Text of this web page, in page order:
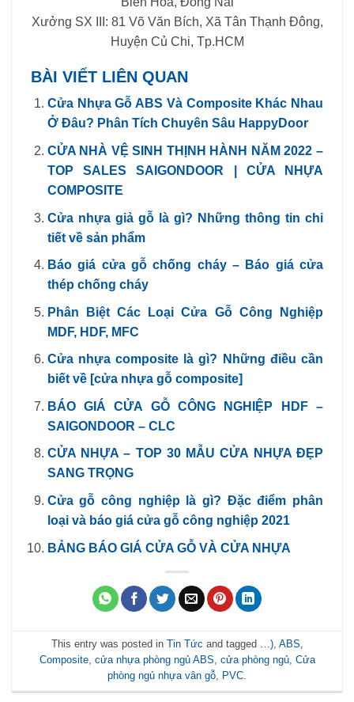
Xưởng SX III: 81 Võ Văn Bích, Xã Tân Thạnh Đông,
Huyện Củ Chi, Tp.HCM
BÀI VIẾT LIÊN QUAN
Cửa Nhựa Gỗ ABS Và Composite Khác Nhau
Ở Đâu? Phân Tích Chuyên Sâu HappyDoor
CỬA NHÀ VỆ SINH THỊNH HÀNH NĂM 2022 –
TOP SALES SAIGONDOOR | CỬA NHỰA
COMPOSITE
Cửa nhựa giả gỗ là gì? Những thông tin chi
tiết về sản phẩm
Báo giá cửa gỗ chống cháy – Báo giá cửa
thép chống cháy
Phân Biệt Các Loại Cửa Gỗ Công Nghiệp
MDF, HDF, MFC
Cửa nhựa composite là gì? Những điều cần
biết về [cửa nhựa gỗ composite]
BÁO GIÁ CỬA GỖ CÔNG NGHIỆP HDF –
SAIGONDOOR – CLC
CỬA NHỰA – TOP 30 MẪU CỬA NHỰA ĐẸP
SANG TRỌNG
Cửa gỗ công nghiệp là gì? Đặc điểm phân
loại và báo giá cửa gỗ công nghiệp 2021
BẢNG BÁO GIÁ CỬA GỖ VÀ CỬA NHỰA
This entry was posted in Tin Tức and tagged …), ABS,
Composite, cửa nhựa phòng ngủ ABS, cửa phòng ngủ, Cửa
phòng ngủ nhựa vân gỗ, PVC.